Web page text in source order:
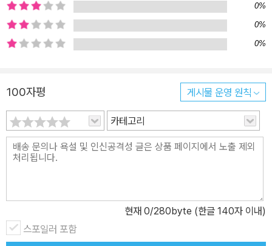
나고 있다. 그의 이름은 이승만 대통령! (중략) 자유의 미명하에서 인
간이 인간을 착취하는 자본주의의 모든 사회 제도와 경제 조직을 우
리는 전복하지 않으면 아니 된다. 그것은, 일민주의가 지표하는 ‘하나
하는 자본가와 착취당하는 노동자의 제도를 인정할 수 없는 것이다.
(중략) 자본주의 제도는 국내적으로나 대외적으로나 이승만 대통령
의 일민주의와는 상용할 수 없는 제도인 것이다.” ―'이대통령 건국정
치이념' 중에서 국제적 냉전이 국내에 관철되기까지, 역사적 틈새를
들여다본다 ‘반공적이면서 미국적이지는 않았던’ 초기 대한민국과 족
와 완전히 상반되는 이런 사상이 어떻게 가능했을까? 이 책의 저자
후지이 다케시는 기존의 암묵적 상식과 다른 역사적 실제의 수수께끼
0%
0%
0%
100자평 게시물 운영 원칙
카테고리
현재 0/280byte (한글 140자 이내)
스포일러 포함